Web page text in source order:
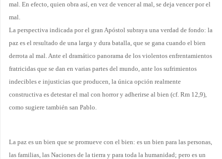
mal. En efecto, quien obra así, en vez de vencer al mal, se deja vencer por el
mal.
La perspectiva indicada por el gran Apóstol subraya una verdad de fondo: la
paz es el resultado de una larga y dura batalla, que se gana cuando el bien
derrota al mal. Ante el dramático panorama de los violentos enfrentamientos
fratricidas que se dan en varias partes del mundo, ante los sufrimientos
indecibles e injusticias que producen, la única opción realmente
constructiva es detestar el mal con horror y adherirse al bien (cf. Rm 12,9),
como sugiere también san Pablo.
La paz es un bien que se promueve con el bien: es un bien para las personas,
las familias, las Naciones de la tierra y para toda la humanidad; pero es un